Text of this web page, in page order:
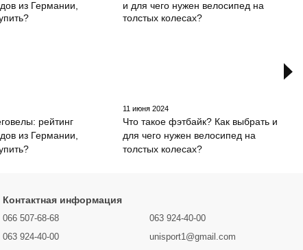
рейтинг
из Германии,
11 июня 2024
Что такое фэтбайк? Как выбрать и
для чего нужен велосипед на
толстых колесах?
Контактная информация
066 507-68-68
063 924-40-00
063 924-40-00
unisport1@gmail.com